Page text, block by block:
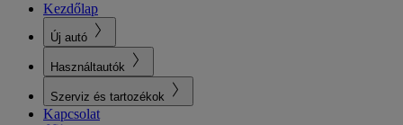
Kezdőlap
Új autó
Használtautók
Szerviz és tartozékok
Kapcsolat